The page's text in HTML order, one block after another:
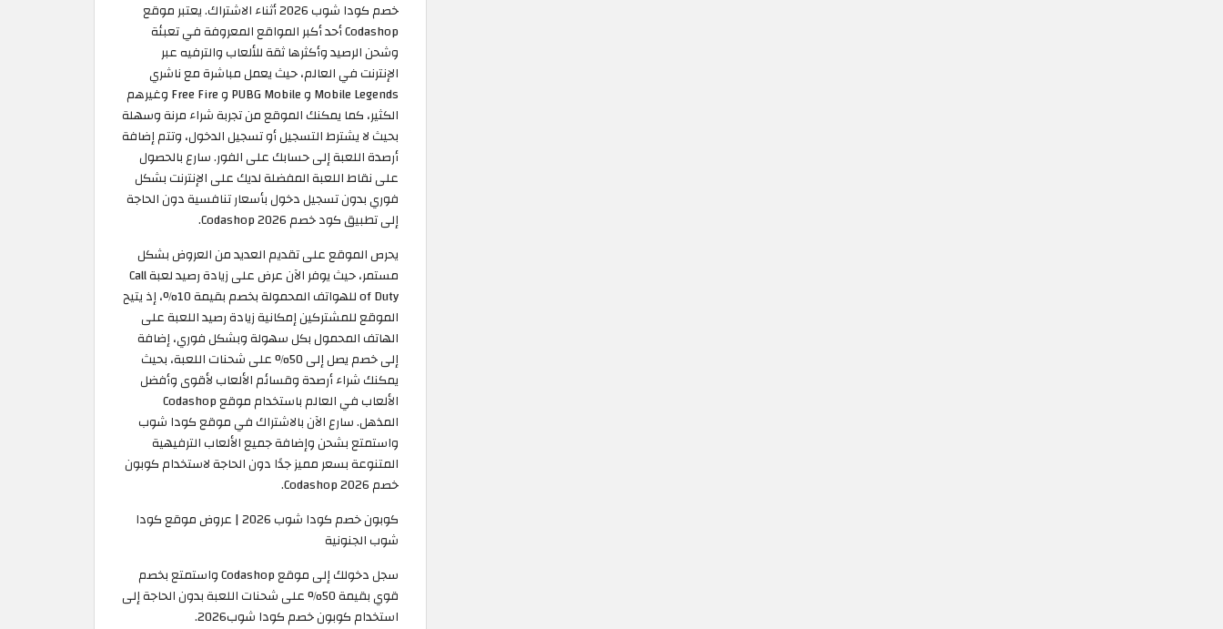
خصم كودا شوب 2026 أثناء الاشتراك. يعتبر موقع
Codashop أحد أكبر المواقع المعروفة في تعبئة
وشحن الرصيد وأكثرها ثقة للألعاب والترفيه عبر
الإنترنت في العالم، حيث يعمل مباشرة مع ناشري
Mobile Legends و PUBG Mobile و Free Fire وغيرهم
الكثير، كما يمكنك الموقع من تجربة شراء مرنة وسهلة
بحيث لا يشترط التسجيل أو تسجيل الدخول، وتتم إضافة
أرصدة اللعبة إلى حسابك على الفور. سارع بالحصول
على نقاط اللعبة المفضلة لديك على الإنترنت بشكل
فوري بدون تسجيل دخول بأسعار تنافسية دون الحاجة
إلى تطبيق كود خصم Codashop 2026.
يحرص الموقع على تقديم العديد من العروض بشكل
مستمر، حيث يوفر الآن عرض على زيادة رصيد لعبة Call
of Duty للهواتف المحمولة بخصم بقيمة 10%، إذ يتيح
الموقع للمشتركين إمكانية زيادة رصيد اللعبة على
الهاتف المحمول بكل سهولة وبشكل فوري، إضافة
إلى خصم يصل إلى 50% على شحنات اللعبة، بحيث
يمكنك شراء أرصدة وقسائم الألعاب لأقوى وأفضل
الألعاب في العالم باستخدام موقع Codashop
المذهل. سارع الآن بالاشتراك في موقع كودا شوب
واستمتع بشحن وإضافة جميع الألعاب الترفيهية
المتنوعة بسعر مميز جدًا دون الحاجة لاستخدام كوبون
خصم Codashop 2026.
كوبون خصم كودا شوب 2026 | عروض موقع كودا
شوب الجنونية
سجل دخولك إلى موقع Codashop واستمتع بخصم
قوي بقيمة 50% على شحنات اللعبة بدون الحاجة إلى
استخدام كوبون خصم كودا شوب2026.